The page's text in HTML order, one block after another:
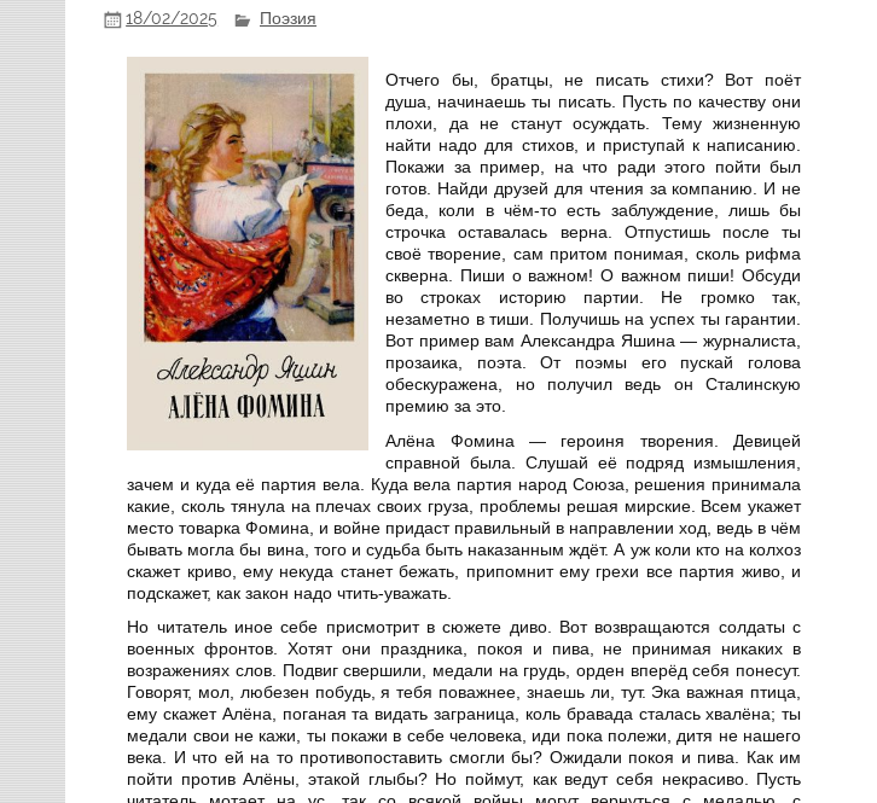
18/02/2025 Поэзия
Отчего бы, братцы, не писать стихи? Вот поёт
душа, начинаешь ты писать. Пусть по качеству они
плохи, да не станут осуждать. Тему жизненную
найти надо для стихов, и приступай к написанию.
Покажи за пример, на что ради этого пойти был
готов. Найди друзей для чтения за компанию. И не
беда, коли в чём-то есть заблуждение, лишь бы
строчка оставалась верна. Отпустишь после ты
своё творение, сам притом понимая, сколь рифма
скверна. Пиши о важном! О важном пиши! Обсуди
во строках историю партии. Не громко так,
незаметно в тиши. Получишь на успех ты гарантии.
Вот пример вам Александра Яшина — журналиста,
прозаика, поэта. От поэмы его пускай голова
обескуражена, но получил ведь он Сталинскую
премию за это.
Алёна Фомина — героиня творения. Девицей
справной была. Слушай её подряд измышления,
зачем и куда её партия вела. Куда вела партия народ Союза, решения принимала
какие, сколь тянула на плечах своих груза, проблемы решая мирские. Всем укажет
место товарка Фомина, и войне придаст правильный в направлении ход, ведь в чём
бывать могла бы вина, того и судьба быть наказанным ждёт. А уж коли кто на колхоз
скажет криво, ему некуда станет бежать, припомнит ему грехи все партия живо, и
подскажет, как закон надо чтить-уважать.
Но читатель иное себе присмотрит в сюжете диво. Вот возвращаются солдаты с
военных фронтов. Хотят они праздника, покоя и пива, не принимая никаких в
возражениях слов. Подвиг свершили, медали на грудь, орден вперёд себя понесут.
Говорят, мол, любезен побудь, я тебя поважнее, знаешь ли, тут. Эка важная птица,
ему скажет Алёна, поганая та видать заграница, коль бравада сталась хвалёна; ты
медали свои не кажи, ты покажи в себе человека, иди пока полежи, дитя не нашего
века. И что ей на то противопоставить смогли бы? Ожидали покоя и пива. Как им
пойти против Алёны, этакой глыбы? Но поймут, как ведут себя некрасиво. Пусть